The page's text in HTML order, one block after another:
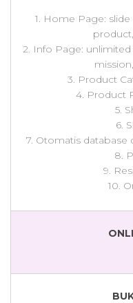
1. Home Page:
2. Info Page:
3. Product
4. Product
5.
6.
7. Otomatis database
8.
9.
10.